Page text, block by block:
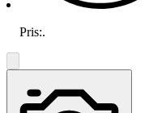
Pris:.